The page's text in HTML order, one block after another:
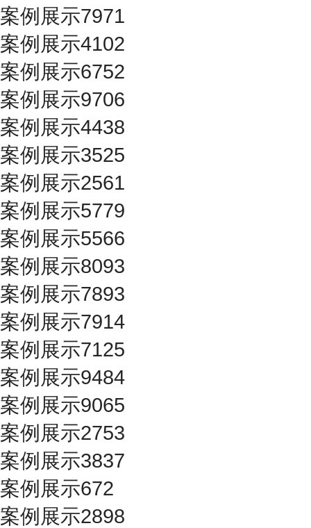
案例展示7971
案例展示4102
案例展示6752
案例展示9706
案例展示4438
案例展示3525
案例展示2561
案例展示5779
案例展示5566
案例展示8093
案例展示7893
案例展示7914
案例展示7125
案例展示9484
案例展示9065
案例展示2753
案例展示3837
案例展示672
案例展示2898